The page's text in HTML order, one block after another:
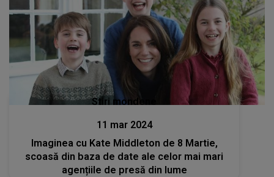
Stiri mondene
11 mar 2024
Imaginea cu Kate Middleton de 8 Martie,
scoasă din baza de date ale celor mai mari
agențiile de presă din lume